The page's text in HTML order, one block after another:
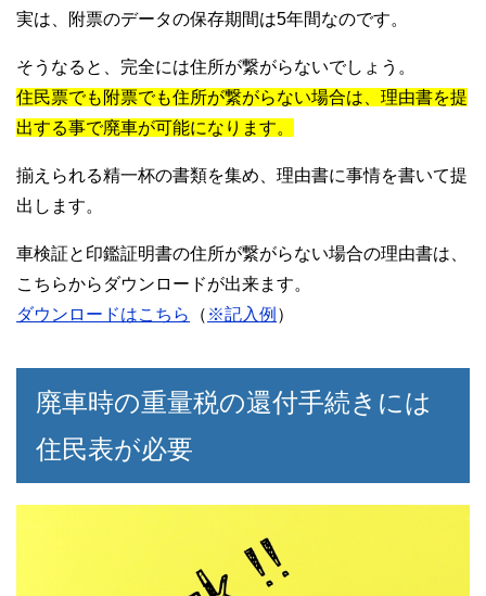
実は、附票のデータの保存期間は5年間なのです。
そうなると、完全には住所が繋がらないでしょう。
住民票でも附票でも住所が繋がらない場合は、理由書を提
出する事で廃車が可能になります。
揃えられる精一杯の書類を集め、理由書に事情を書いて提
出します。
車検証と印鑑証明書の住所が繋がらない場合の理由書は、
こちらからダウンロードが出来ます。
ダウンロードはこちら
（ ※記入例 ）
廃車時の重量税の還付手続きには
住民表が必要